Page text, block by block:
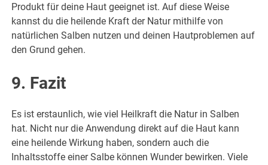
Produkt für deine Haut geeignet ist. Auf diese Weise
kannst du die heilende Kraft der Natur mithilfe von
natürlichen Salben nutzen und deinen Hautproblemen auf
den Grund gehen.
9. Fazit
Es ist erstaunlich, wie viel Heilkraft die Natur in Salben
hat. Nicht nur die Anwendung direkt auf die Haut kann
eine heilende Wirkung haben, sondern auch die
Inhaltsstoffe einer Salbe können Wunder bewirken. Viele